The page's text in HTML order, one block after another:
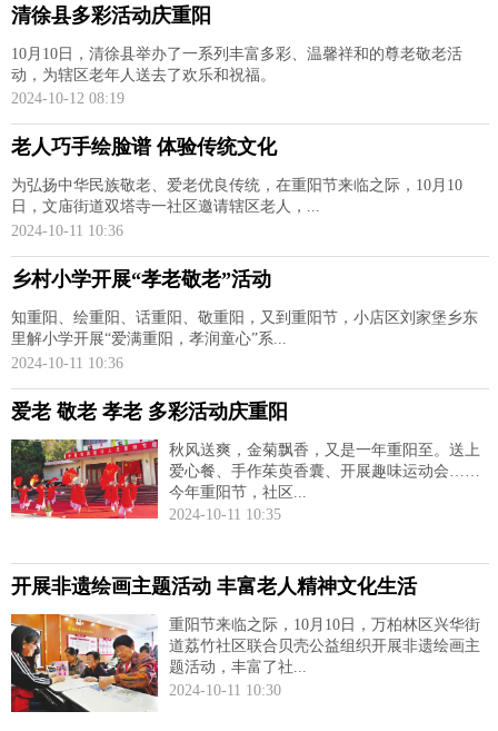
清徐县多彩活动庆重阳
10月10日，清徐县举办了一系列丰富多彩、温馨祥和的尊老敬老活
动，为辖区老年人送去了欢乐和祝福。
2024-10-12 08:19
老人巧手绘脸谱 体验传统文化
为弘扬中华民族敬老、爱老优良传统，在重阳节来临之际，10月10
日，文庙街道双塔寺一社区邀请辖区老人，...
2024-10-11 10:36
乡村小学开展“孝老敬老”活动
知重阳、绘重阳、话重阳、敬重阳，又到重阳节，小店区刘家堡乡东
里解小学开展“爱满重阳，孝润童心”系...
2024-10-11 10:36
爱老 敬老 孝老 多彩活动庆重阳
秋风送爽，金菊飘香，又是一年重阳至。送上
爱心餐、手作茱萸香囊、开展趣味运动会……
今年重阳节，社区...
2024-10-11 10:35
开展非遗绘画主题活动 丰富老人精神文化生活
重阳节来临之际，10月10日，万柏林区兴华街
道荔竹社区联合贝壳公益组织开展非遗绘画主
题活动，丰富了社...
2024-10-11 10:30